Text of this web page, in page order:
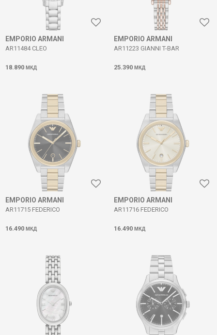
EMPORIO ARMANI
AR11484 CLEO
18.890 МКД
EMPORIO ARMANI
AR11223 GIANNI T-BAR
25.390 МКД
EMPORIO ARMANI
AR11715 FEDERICO
16.490 МКД
EMPORIO ARMANI
AR11716 FEDERICO
16.490 МКД